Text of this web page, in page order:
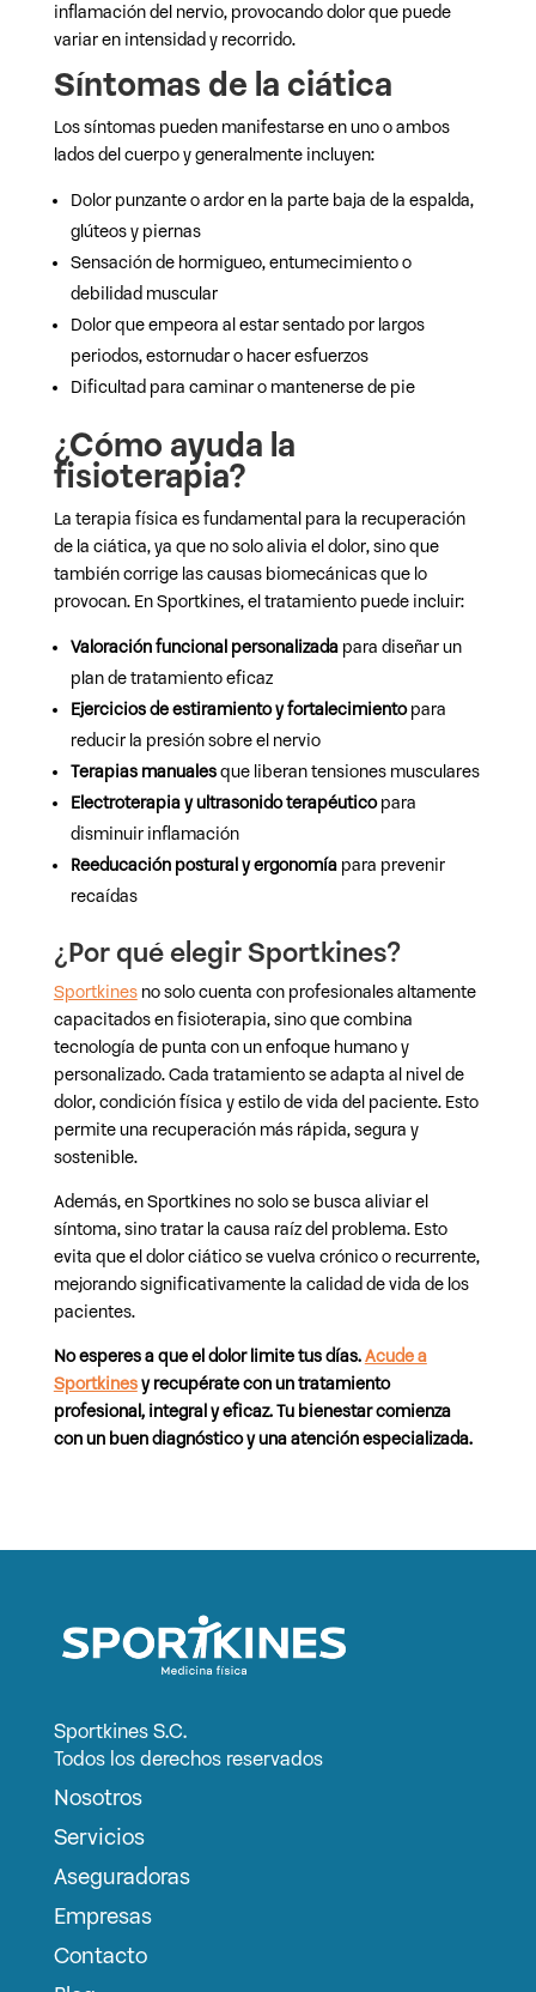
inflamación del nervio, provocando dolor que puede
variar en intensidad y recorrido.
Síntomas de la ciática
Los síntomas pueden manifestarse en uno o ambos
lados del cuerpo y generalmente incluyen:
Dolor punzante o ardor en la parte baja de la espalda,
glúteos y piernas
Sensación de hormigueo, entumecimiento o
debilidad muscular
Dolor que empeora al estar sentado por largos
periodos, estornudar o hacer esfuerzos
Dificultad para caminar o mantenerse de pie
¿Cómo ayuda la
fisioterapia?
La terapia física es fundamental para la recuperación
de la ciática, ya que no solo alivia el dolor, sino que
también corrige las causas biomecánicas que lo
provocan. En Sportkines, el tratamiento puede incluir:
Valoración funcional personalizadapara diseñar un
plan de tratamiento eficaz
Ejercicios de estiramiento y fortalecimientopara
reducir la presión sobre el nervio
Terapias manualesque liberan tensiones musculares
Electroterapia y ultrasonido terapéuticopara
disminuir inflamación
Reeducación postural y ergonomíapara prevenir
recaídas
¿Por qué elegir Sportkines?
Sportkinesno solo cuenta con profesionales altamente
capacitados en fisioterapia, sino que combina
tecnología de punta con un enfoque humano y
personalizado. Cada tratamiento se adapta al nivel de
dolor, condición física y estilo de vida del paciente. Esto
permite una recuperación más rápida, segura y
sostenible.
Además, en Sportkines no solo se busca aliviar el
síntoma, sino tratar la causa raíz del problema. Esto
evita que el dolor ciático se vuelva crónico o recurrente,
mejorando significativamente la calidad de vida de los
pacientes.
No esperes a que el dolor limite tus días.Acude a
Sportkinesy recupérate con un tratamiento
profesional, integral y eficaz. Tu bienestar comienza
con un buen diagnóstico y una atención especializada.
Sportkines S.C.
Todos los derechos reservados
Nosotros
Servicios
Aseguradoras
Empresas
Contacto